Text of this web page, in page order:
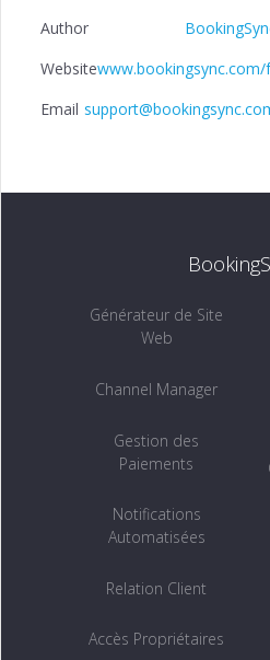
Author
Websitewww.bookingsync.com/
Email
Générateur de Site
Web
Channel Manager
Gestion des
Paiements
Notifications
Automatisées
Relation Client
Accès Propriétaires